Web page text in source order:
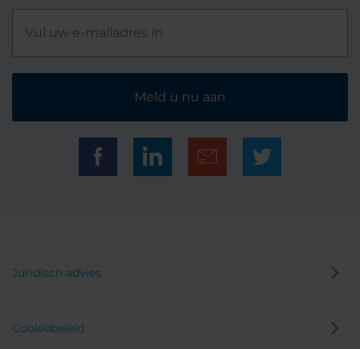
Meld u nu aan
Juridisch advies
Cookiebeleid